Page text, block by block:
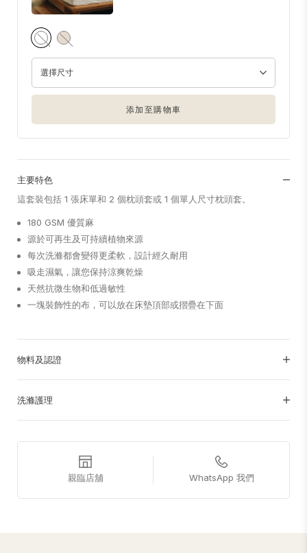
選擇尺寸
添加至購物車
主要特色
這套裝包括 1 張床單和 2 個枕頭套或 1 個單人尺寸枕頭套。
180 GSM 優質麻
源於可再生及可持續植物來源
每次洗滌都會變得更柔軟，設計經久耐用
吸走濕氣，讓您保持涼爽乾燥
天然抗微生物和低過敏性
一塊裝飾性的布，可以放在床墊頂部或摺疊在下面
物料及認證
洗滌護理
親臨店舖 WhatsApp 我們